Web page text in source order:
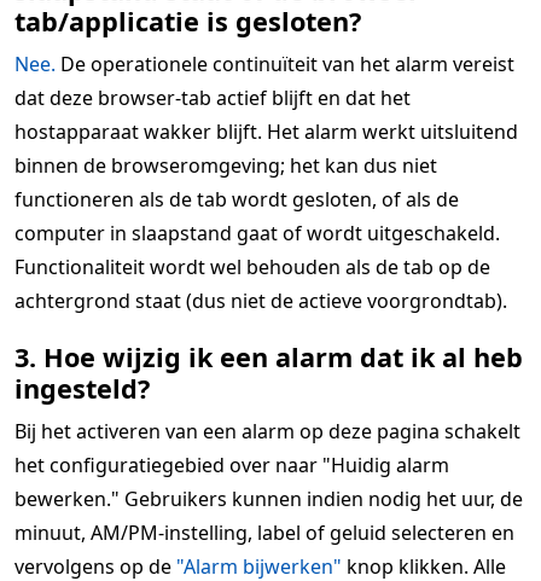
tab/applicatie is gesloten?
Nee. De operationele continuïteit van het alarm vereist
dat deze browser-tab actief blijft en dat het
hostapparaat wakker blijft. Het alarm werkt uitsluitend
binnen de browseromgeving; het kan dus niet
functioneren als de tab wordt gesloten, of als de
computer in slaapstand gaat of wordt uitgeschakeld.
Functionaliteit wordt wel behouden als de tab op de
achtergrond staat (dus niet de actieve voorgrondtab).
3. Hoe wijzig ik een alarm dat ik al heb
ingesteld?
Bij het activeren van een alarm op deze pagina schakelt
het configuratiegebied over naar "Huidig alarm
bewerken." Gebruikers kunnen indien nodig het uur, de
minuut, AM/PM-instelling, label of geluid selecteren en
vervolgens op de "Alarm bijwerken" knop klikken. Alle